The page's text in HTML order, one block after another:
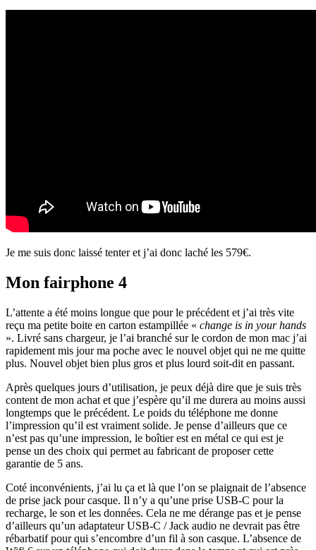
Je me suis donc laissé tenter et j’ai donc laché les 579€.
Mon fairphone 4
L’attente a été moins longue que pour le précédent et j’ai très vite
reçu ma petite boite en carton estampillée « change is in your hands
». Livré sans chargeur, je l’ai branché sur le cordon de mon mac j’ai
rapidement mis jour ma poche avec le nouvel objet qui ne me quitte
plus. Nouvel objet bien plus gros et plus lourd soit-dit en passant.
Après quelques jours d’utilisation, je peux déjà dire que je suis très
content de mon achat et que j’espère qu’il me durera au moins aussi
longtemps que le précédent. Le poids du téléphone me donne
l’impression qu’il est vraiment solide. Je pense d’ailleurs que ce
n’est pas qu’une impression, le boîtier est en métal ce qui est je
pense un des choix qui permet au fabricant de proposer cette
garantie de 5 ans.
Coté inconvénients, j’ai lu ça et là que l’on se plaignait de l’absence
de prise jack pour casque. Il n’y a qu’une prise USB-C pour la
recharge, le son et les données. Cela ne me dérange pas et je pense
d’ailleurs qu’un adaptateur USB-C / Jack audio ne devrait pas être
rébarbatif pour qui s’encombre d’un fil à son casque. L’absence de